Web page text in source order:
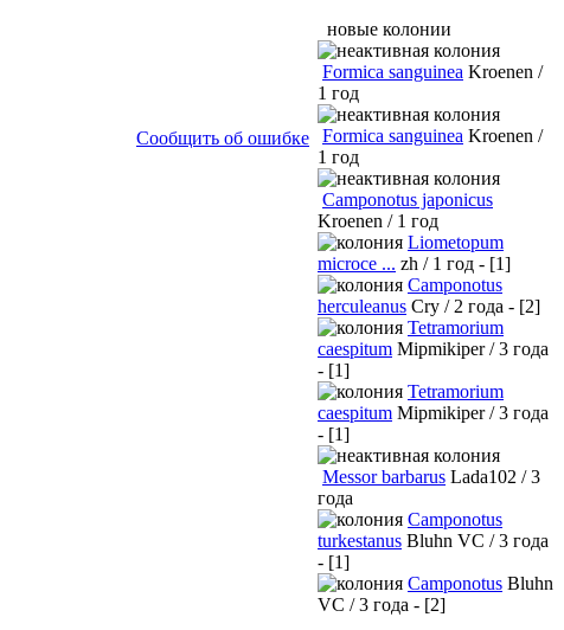
Сообщить об ошибке
новые колонии
Formica sanguinea Kroenen /
1 год
Formica sanguinea Kroenen /
1 год
Camponotus japonicus
Kroenen / 1 год
Liometopum
microce ... zh / 1 год - [1]
Camponotus
herculeanus Cry / 2 года - [2]
Tetramorium
caespitum Mipmikiper / 3 года
- [1]
Tetramorium
caespitum Mipmikiper / 3 года
- [1]
Messor barbarus Lada102 / 3
года
Camponotus
turkestanus Bluhn VC / 3 года
- [1]
Camponotus Bluhn
VC / 3 года - [2]